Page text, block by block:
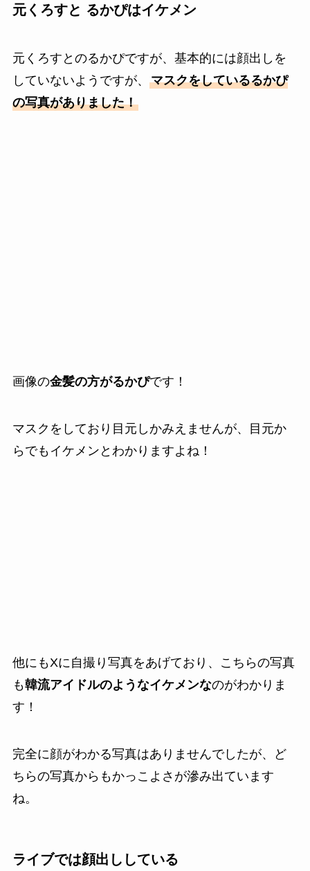
元くろすと るかぴはイケメン
元くろすとのるかぴですが、基本的には顔出しを
していないようですが、 マスクをしているるかぴ
の写真がありました！
画像の金髪の方がるかぴです！
マスクをしており目元しかみえませんが、目元か
らでもイケメンとわかりますよね！
他にもXに自撮り写真をあげており、こちらの写真
も韓流アイドルのようなイケメンなのがわかりま
す！
完全に顔がわかる写真はありませんでしたが、ど
ちらの写真からもかっこよさが滲み出ています
ね。
ライブでは顔出ししている